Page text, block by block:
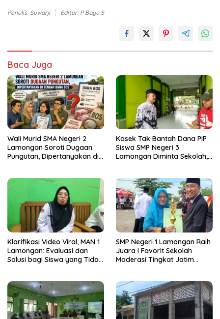
Penulis: Suwarji Editor: P Bayu S
Baca Juga
Wali Murid SMA Negeri 2
Lamongan Soroti Dugaan
Pungutan, Dipertanyakan di
Kasek Tak Bantah Dana PIP
Siswa SMP Negeri 3
Lamongan Diminta Sekolah,
Klarifikasi Video Viral, MAN 1
Lamongan: Evaluasi dan
Solusi bagi Siswa yang Tidak
SMP Negeri 1 Lamongan Raih
Juara I Favorit Sekolah
Moderasi Tingkat Jatim